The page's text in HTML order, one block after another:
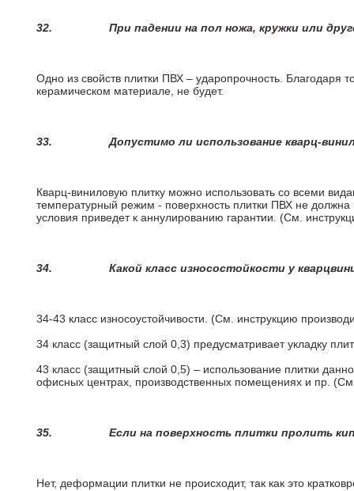
32. При падении на пол ножа, кружки или
Одно из свойств плитки ПВХ – ударопрочность. Благодаря
керамическом материале, не будет.
33.Допустимо ли использование кварц-
Кварц-виниловую плитку можно использовать со всеми
температурный режим - поверхность плитки ПВХ не
условия приведет к аннулированию гарантии. (См.
34. Какой класс износостойкости у
34-43 класс износоустойчивости. (См. инструкцию
34 класс (защитный слой 0,3) предусматривает укладку
43 класс (защитный слой 0,5) – использование плитки
офисных центрах, производственных помещениях и пр.
35. Если на поверхность плитки пролить
Нет, деформации плитки не происходит, так как это